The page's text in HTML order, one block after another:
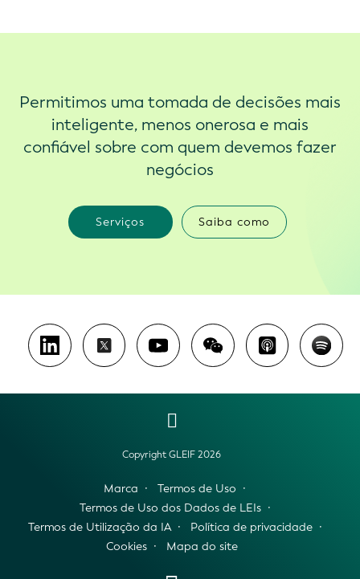
Permitimos uma tomada de decisões mais
inteligente, menos onerosa e mais
confiável sobre com quem devemos fazer
negócios
Serviços Saiba como
Copyright GLEIF 2026
Marca
Termos de Uso
Termos de Uso dos Dados de LEIs
Termos de Utilização da IA
Política de privacidade
Cookies
Mapa do site